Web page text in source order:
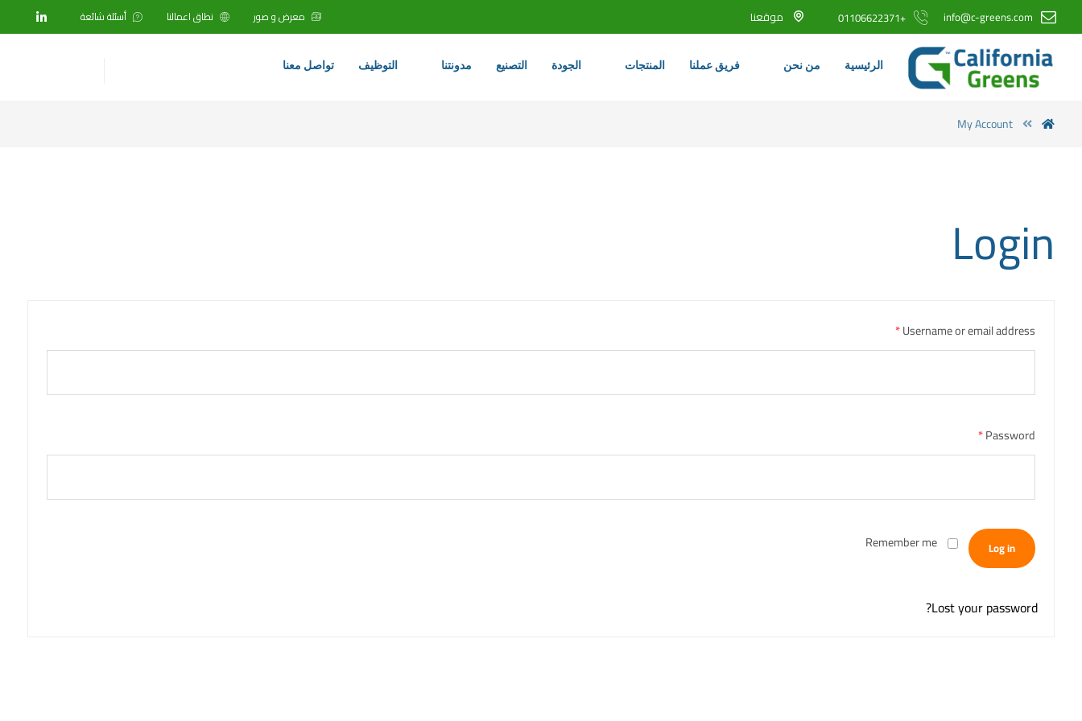
info@c-greens.com
+01106622371 موقعنا معرض و صور نطاق اعمالنا أسئلة شائعة
الرئيسية من نحن فريق عملنا المنتجات الجودة التصنيع مدونتنا التوظيف تواصل معنا
My Account
Login
Username or email address
*
Password
*
Remember me Log in
Lost your password?